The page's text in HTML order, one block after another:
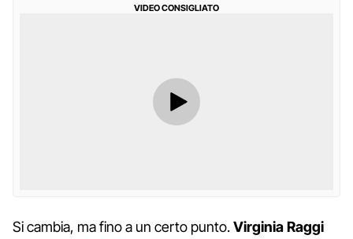
VIDEO CONSIGLIATO
Si cambia, ma fino a un certo punto.Virginia Raggi